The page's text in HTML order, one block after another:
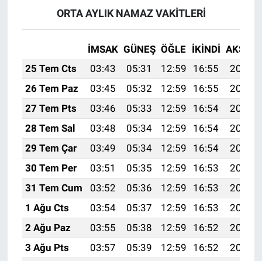
ORTA AYLIK NAMAZ VAKITLERI
İMSAK GÜNEŞ ÖĞLE İKINDI AKŞAM
25 Tem Cts
03:43 05:31 12:59 16:55
20:18
26 Tem Paz
03:45 05:32 12:59 16:55
20:17
27 Tem Pts
03:46 05:33 12:59 16:54
20:16
28 Tem Sal
03:48 05:34 12:59 16:54
20:15
29 Tem Çar
03:49 05:34 12:59 16:54
20:14
30 Tem Per
03:51 05:35 12:59 16:53
20:13
31 Tem Cum
03:52 05:36 12:59 16:53
20:12
1 Ağu Cts
03:54 05:37 12:59 16:53
20:11
2 Ağu Paz
03:55 05:38 12:59 16:52
20:10
3 Ağu Pts
03:57 05:39 12:59 16:52
20:09